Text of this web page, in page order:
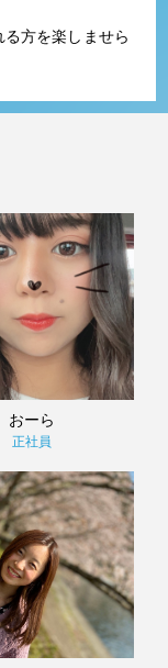
方を楽しませら
おーら
正社員